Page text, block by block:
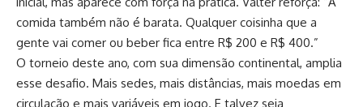
comida também não é barata. Qualquer coisinha que a
gente vai comer ou beber fica entre R$ 200 e R$ 400.”
O torneio deste ano, com sua dimensão continental, amplia
esse desafio. Mais sedes, mais distâncias, mais moedas em
circulação e mais variáveis em jogo. E talvez seja